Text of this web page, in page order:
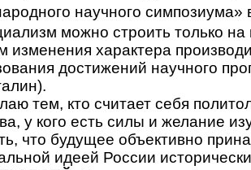
научного симпозиума»
можно строить только
изменения характера
достижений научного
тем, кто считает себя
у кого есть силы и желание
что будущее объективно
идеей России